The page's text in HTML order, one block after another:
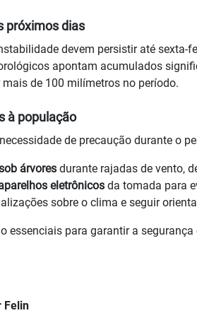
próximos dias
devem persistir até sexta-
apontam acumulados
de 100 milímetros no período.
à população
de precaução durante o
árvores durante rajadas de vento,
eletrônicos da tomada para
sobre o clima e seguir
essenciais para garantir a
Felin